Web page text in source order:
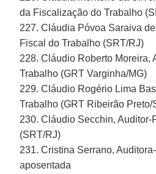
da Fiscalização do Trabalho
227. Cláudia Póvoa Saraiva
Fiscal do Trabalho (SRT/RJ)
228. Cláudio Roberto Moreira,
Trabalho (GRT Varginha/MG)
229. Cláudio Rogério Lima
Trabalho (GRT Ribeirão Preto/
230. Cláudio Secchin, Auditor-
(SRT/RJ)
231. Cristina Serrano,
aposentada